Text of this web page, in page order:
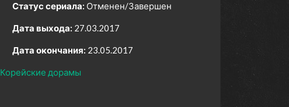
Статус сериала: Отменен/Завершен
Дата выхода: 27.03.2017
Дата окончания: 23.05.2017
Корейские дорамы